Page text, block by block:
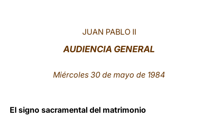
JUAN PABLO II
AUDIENCIA GENERAL
Miércoles 30 de mayo de 1984
El signo sacramental del matrimonio